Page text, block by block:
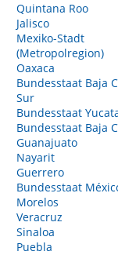
Quintana Roo
Jalisco
Mexiko-Stadt
(Metropolregion)
Oaxaca
Bundesstaat Baja
Sur
Bundesstaat
Bundesstaat Baja
Guanajuato
Nayarit
Guerrero
Bundesstaat
Morelos
Veracruz
Sinaloa
Puebla